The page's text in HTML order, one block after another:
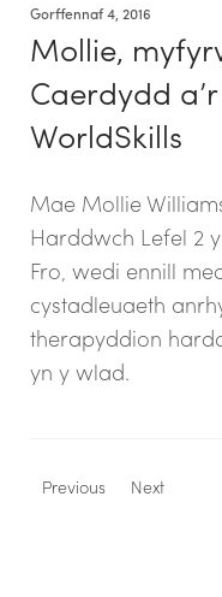
Gorffennaf 4, 2016
Mollie,
Caerdydd
WorldSkills
Mae Mollie
Harddwch Lefel 2
Fro, wedi ennill
cystadleuaeth
therapyddion
yn y wlad.
Previous Next